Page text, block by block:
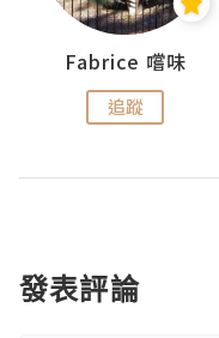
Fabrice 嚐味
追蹤
發表評論